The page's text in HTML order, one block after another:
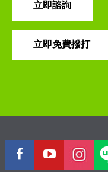
立即諮詢
立即免費撥打